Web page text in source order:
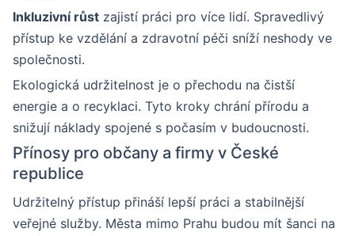
Inkluzivní růst zajistí práci pro více lidí. Spravedlivý
přístup ke vzdělání a zdravotní péči sníží neshody ve
společnosti.
Ekologická udržitelnost je o přechodu na čistší
energie a o recyklaci. Tyto kroky chrání přírodu a
snižují náklady spojené s počasím v budoucnosti.
Přínosy pro občany a firmy v České
republice
Udržitelný přístup přináší lepší práci a stabilnější
veřejné služby. Města mimo Prahu budou mít šanci na